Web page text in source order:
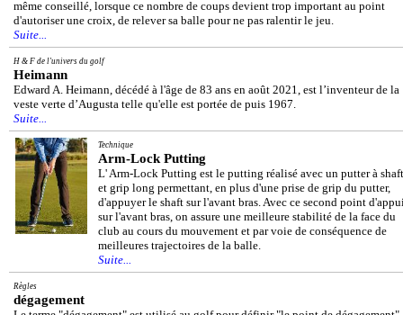
même conseillé, lorsque ce nombre de coups devient trop important au point
d'autoriser une croix, de relever sa balle pour ne pas ralentir le jeu.
Suite...
H & F de l'univers du golf
Heimann
Edward A. Heimann, décédé à l'âge de 83 ans en août 2021, est l’inventeur de la
veste verte d’Augusta telle qu'elle est portée de puis 1967.
Suite...
Technique
Arm-Lock Putting
L' Arm-Lock Putting est le putting réalisé avec un putter à shaft
et grip long permettant, en plus d'une prise de grip du putter,
d'appuyer le shaft sur l'avant bras. Avec ce second point
sur l'avant bras, on assure une meilleure stabilité de la face du
club au cours du mouvement et par voie de conséquence de
meilleures trajectoires de la balle.
Suite...
Règles
dégagement